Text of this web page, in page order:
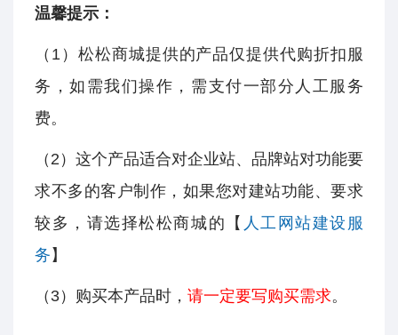
温馨提示：
（1）松松商城提供的产品仅提供代购折扣服
务，如需我们操作，需支付一部分人工服务
费。
（2）这个产品适合对企业站、品牌站对功能要
求不多的客户制作，如果您对建站功能、要求
较多，请选择松松商城的【 人工网站建设服
务 】
（3）购买本产品时， 请一定要写购买需求。